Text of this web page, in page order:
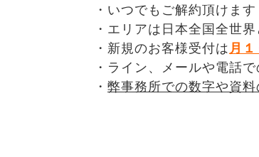
・いつでもご解約頂けます
・エリアは日本全国全世
・新規のお客様受付は 月
・ライン、メールや電話
・ 弊事務所での数字や資